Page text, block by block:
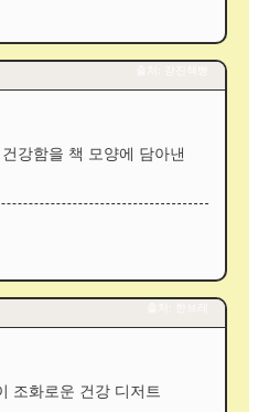
강함을 책 모양에 담아낸
조화로운 건강 디저트